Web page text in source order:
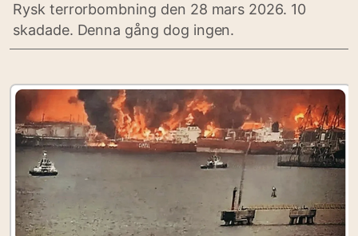
Rysk terrorbombning den 28 mars 2026. 10
skadade. Denna gång dog ingen.